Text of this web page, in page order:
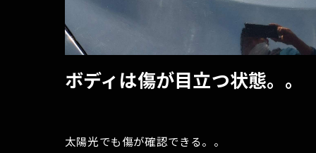
ボディは傷が目立つ状態。。
太陽光でも傷が確認できる。。